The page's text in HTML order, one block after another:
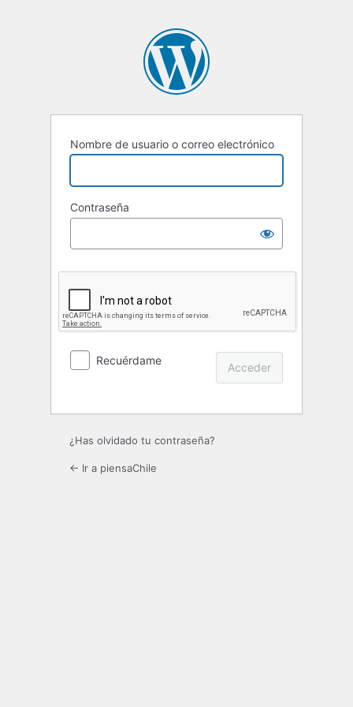
Nombre de usuario o correo electrónico
Contraseña
Recuérdame
¿Has olvidado tu contraseña?
← Ir a piensaChile